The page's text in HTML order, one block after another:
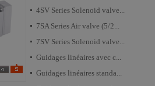
4SV Series Solenoid valve...
7SA Series Air valve (5/2...
7SV Series Solenoid valve...
Guidages linéaires avec c...
Guidages linéaires standa...